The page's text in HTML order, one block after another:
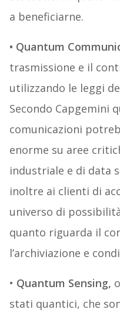
a beneficiarne.
• Quantum
trasmissione e il
utilizzando le leggi
Secondo Capgemini
comunicazioni
enorme su aree
industriale e di data
inoltre ai clienti di
universo di
quanto riguarda il
l’archiviazione e
• Quantum Sensing,
stati quantici, che